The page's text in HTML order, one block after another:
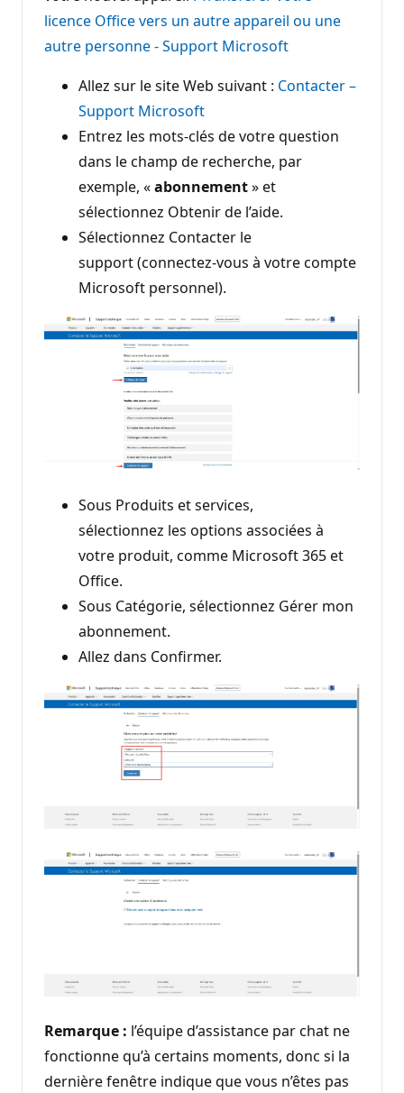
licence Office vers un autre appareil ou une
autre personne - Support Microsoft
Allez sur le site Web suivant : Contacter –
Support Microsoft
Entrez les mots-clés de votre question
dans le champ de recherche, par
exemple, «abonnement» et
sélectionnez Obtenir de l’aide.
Sélectionnez Contacter le
support (connectez-vous à votre compte
Microsoft personnel).
Sous Produits et services,
sélectionnez les options associées à
votre produit, comme Microsoft 365 et
Office.
Sous Catégorie, sélectionnez Gérer mon
abonnement.
Allez dans Confirmer.
Remarque : l’équipe d’assistance par chat ne
fonctionne qu’à certains moments, donc si la
dernière fenêtre indique que vous n’êtes pas